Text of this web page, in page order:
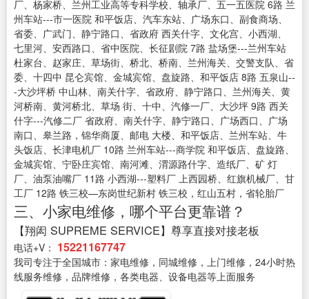
厂、杨家桥、兰州工业高等专科学校、轴承厂、五一五医院 6路 兰
州车站---市一医院 和平饭店、汽车东站、广场东口、副食商场、
省委、广武门、静宁路口、省政府 西关什字、文化宫、小西湖、
七里河、安西路口、省中医院、长征剧院 7路 盐场堡---兰州车站
杜家台、赵家庄、草场街、桥北、桥南、兰州海关、交警支队、省
委、十四中 昆仑宾馆、金城宾馆、盘旋路、和平饭店 8路 五泉山--
-大沙坪桥 中山林、南关什字、省政府、静宁路口、兰州海关、黄
河桥南、黄河桥北、草场 街、十中、汽修一厂、大沙坪 9路 西关
什字---汽修二厂 省政府、南关什字、静宁路口、广场西口、广场
南口、皋兰路，锦华商厦、邮电 大楼、和平饭店、兰州车站、牛
头饭店、长津电机厂 10路 兰州车站---商学院 和平饭店、盘旋路、
金城宾馆、宁卧庄宾馆、南河滩、渭源路什字、造纸厂、矿 灯
厂、油泵油嘴厂 11路 小西湖---塑料厂 上西园桥、红旗机械厂、甘
工厂 12路 铁三校—东岗世纪新村 铁三校，红山五村，省轮胎厂
三、小家电维修，哪个平台更靠谱？
【翔闳 SUPREME SERVICE】尊享直接对接老板
电话+V： 15221167747
我司专注于全国城市：家电维修，同城维修，上门维修，24小时热
线服务维修，品牌维修，各类电器、设备电器等上面服务